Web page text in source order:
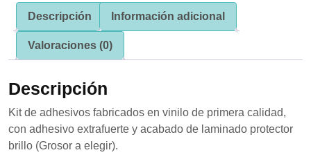
Descripción Información adicional
Valoraciones (0)
Descripción
Kit de adhesivos fabricados en vinilo de primera calidad,
con adhesivo extrafuerte y acabado de laminado protector
brillo (Grosor a elegir).
nuestra web
funcione lo
mejor posible
durante tu
visita. Si
cookies,
algunas
funcionalidades
desaparecerán
de la web.